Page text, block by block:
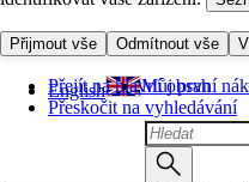
Přijmout vše Odmítnout vše
Přejít na hlavní obsah
Přeskočit na vyhledávání
English Můj první